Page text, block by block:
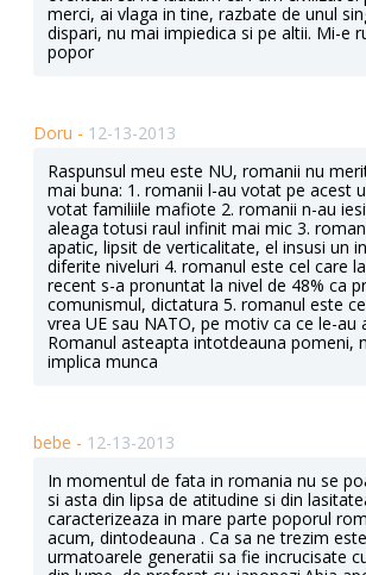
merci, ai vlaga in tine, razbate de unul
dispari, nu mai impiedica si pe altii. Mi-e
popor
Doru - 12-13-2013
Raspunsul meu este NU, romanii nu
mai buna: 1. romanii l-au votat pe acest
votat familiile mafiote 2. romanii n-au
aleaga totusi raul infinit mai mic 3.
apatic, lipsit de verticalitate, el insusi un
diferite niveluri 4. romanul este cel care
recent s-a pronuntat la nivel de 48% ca
comunismul, dictatura 5. romanul este
vrea UE sau NATO, pe motiv ca ce le-au
Romanul asteapta intotdeauna pomeni,
implica munca
bebe - 12-13-2013
In momentul de fata in romania nu se
si asta din lipsa de atitudine si din
caracterizeaza in mare parte poporul
acum, dintodeauna . Ca sa ne trezim
urmatoarele generatii sa fie incrucisate